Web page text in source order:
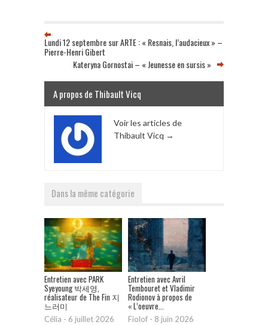
Lundi 12 septembre sur ARTE : « Resnais, l’audacieux » –
Pierre-Henri Gibert
Kateryna Gornostai – « Jeunesse en sursis »
A propos de Thibault Vicq
Voir les articles de
Thibault Vicq →
Dans la même catégorie
Entretien avec PARK
Syeyoung 박세영,
réalisateur de The Fin 지
느러미
Célia - 6 juillet 2026
Entretien avec Avril
Tembouret et Vladimir
Rodionov à propos de
« L’oeuvre...
Fiolof - 8 juin 2026